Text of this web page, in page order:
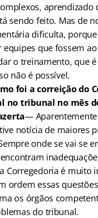
aprendizado
sendo feito. Mas de
dificulta, porque
equipes que fossem
o treinamento, que
não é possível.
foi a correição do
no tribunal no mês
—
notícia de maiores
onde se vai se
Corregedoria é muito
ordem essas
os órgãos
do tribunal.